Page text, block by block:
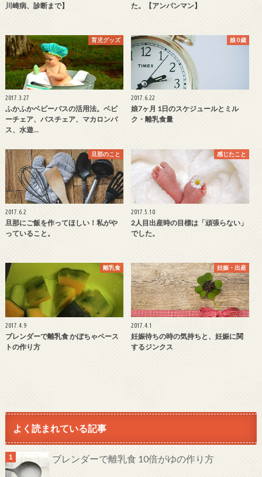
川崎病、診断まで】
た。【アンパンマン】
育児グッズ
2017.3.27
ふかふかベビーバスの活用法。ベビ
ーチェア、バスチェア、マカロンバ
ス、水遊…
娘 0歳
2017.6.22
娘7ヶ月 1日のスケジュールとミル
ク・離乳食量
旦那のこと
2017.6.2
旦那にご飯を作ってほしい！私がや
っていること。
感じたこと
2017.5.10
2人目出産時の目標は「頑張らない」
でした。
離乳食
2017.4.9
ブレンダーで離乳食 かぼちゃペース
トの作り方
妊娠・出産
2017.4.1
妊娠待ちの時の気持ちと、妊娠に関
するジンクス
よく読まれている記事
ブレンダーで離乳食 10倍がゆの作り方